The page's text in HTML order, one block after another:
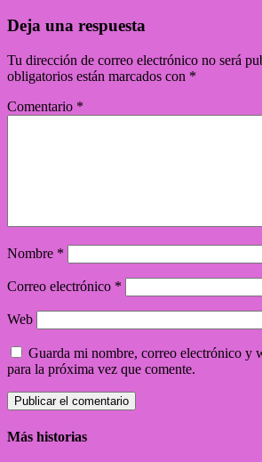
Deja una respuesta
Tu dirección de correo electrónico no será
obligatorios están marcados con *
Comentario *
Nombre *
Correo electrónico *
Web
Guarda mi nombre, correo electrónico y
para la próxima vez que comente.
Más historias